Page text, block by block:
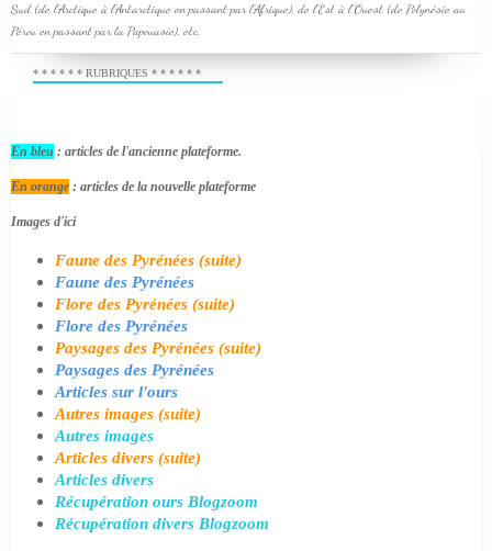
Sud (de l'Arctique à l'Antarctique en passant par l'Afrique), de l'Est à l'Ouest (de Polynésie au
Pérou en passant par la Papouasie), etc.
* * * * * * RUBRIQUES * * * * * *
En bleu : articles de l'ancienne plateforme.
En orange : articles de la nouvelle plateforme
Images d'ici
Faune des Pyrénées (suite)
Faune des Pyrénées
Flore des Pyrénées (suite)
Flore des Pyrénées
Paysages des Pyrénées (suite)
Paysages des Pyrénées
Articles sur l'ours
Autres images (suite)
Autres images
Articles divers (suite)
Articles divers
Récupération ours Blogzoom
Récupération divers Blogzoom